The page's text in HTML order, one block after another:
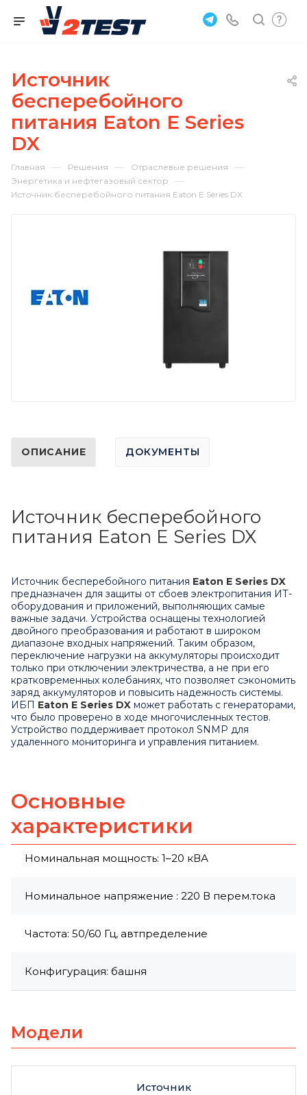
Источник
бесперебойного
питания Eaton E Series
DX
Главная — Решения — Отраслевые решения —
Энергетика и нефтегазовый сектор —
Источник бесперебойного питания Eaton E Series DX
ОПИСАНИЕ ДОКУМЕНТЫ
Источник бесперебойного
питания Eaton E Series DX
Источник бесперебойного питания Eaton E Series DX
предназначен для защиты от сбоев электропитания ИТ-
оборудования и приложений, выполняющих самые
важные задачи. Устройства оснащены технологией
двойного преобразования и работают в широком
диапазоне входных напряжений. Таким образом,
переключение нагрузки на аккумуляторы происходит
только при отключении электричества, а не при его
кратковременных колебаниях, что позволяет сэкономить
заряд аккумуляторов и повысить надежность системы.
ИБП Eaton E Series DX может работать с генераторами,
что было проверено в ходе многочисленных тестов.
Устройство поддерживает протокол SNMP для
удаленного мониторинга и управления питанием.
Основные
характеристики
Номинальная мощность: 1–20 кВА
Номинальное напряжение : 220 В перем.тока
Частота: 50/60 Гц, автпределение
Конфигурация: башня
Модели
Источник